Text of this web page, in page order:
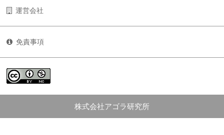
運営会社
免責事項
株式会社アゴラ研究所